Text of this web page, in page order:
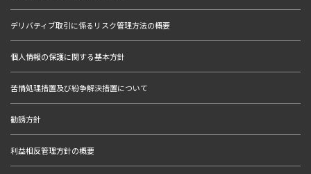
デリバティブ取引に係るリスク管理方法の概要
個人情報の保護に関する基本方針
苦情処理措置及び紛争解決措置について
勧誘方針
利益相反管理方針の概要